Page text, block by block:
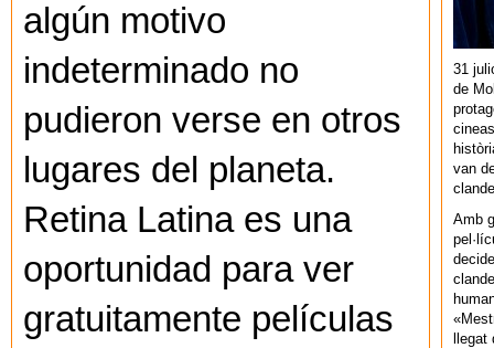
algún motivo
indeterminado no
pudieron verse en otros
lugares del planeta.
Retina Latina es una
oportunidad para ver
gratuitamente películas
31
de
van
Amb